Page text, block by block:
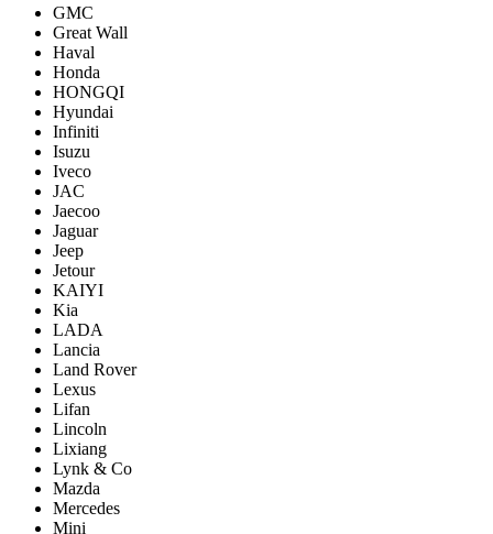
GMC
Great Wall
Haval
Honda
HONGQI
Hyundai
Infiniti
Isuzu
Iveco
JAC
Jaecoo
Jaguar
Jeep
Jetour
KAIYI
Kia
LADA
Lancia
Land Rover
Lexus
Lifan
Lincoln
Lixiang
Lynk & Co
Mazda
Mercedes
Mini